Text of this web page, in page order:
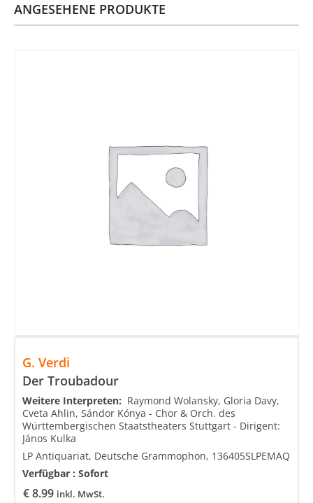
ANGESEHENE PRODUKTE
G. Verdi
Der Troubadour
€8.99 inkl. MwSt.
Weitere Interpreten: Raymond Wolansky, Gloria Davy,
Cveta Ahlin, Sándor Kónya - Chor & Orch. des
Württembergischen Staatstheaters Stuttgart - Dirigent:
János Kulka
LP Antiquariat, Deutsche Grammophon, 136405SLPEMAQ
Verfügbar : Sofort